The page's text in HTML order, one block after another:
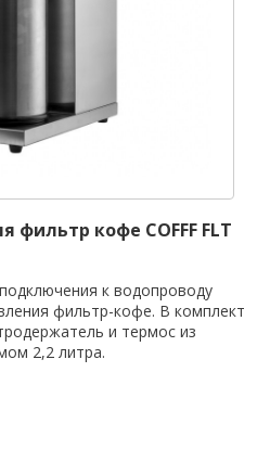
фильтр кофе COFFF FLT
к водопроводу
фильтр-кофе. В комплект
и термос из
2,2 литра.